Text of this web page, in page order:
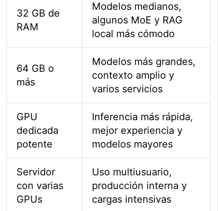
32 GB de
RAM
Modelos medianos,
algunos MoE y RAG
local más cómodo
64 GB o
más
Modelos más grandes,
contexto amplio y
varios servicios
GPU
dedicada
potente
Inferencia más rápida,
mejor experiencia y
modelos mayores
Servidor
con varias
GPUs
Uso multiusuario,
producción interna y
cargas intensivas